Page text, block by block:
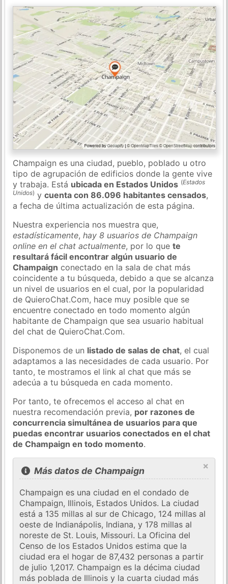
Champaign es una ciudad, pueblo, poblado u otro
tipo de agrupación de edificios donde la gente vive
y trabaja. Está ubicada en Estados Unidos (Estados
Unidos) ycuenta con 86.096 habitantes censados,
a fecha de última actualización de esta página.
Nuestra experiencia nos muestra que,
estadísticamente,hay 8 usuarios de Champaign
online en el chat actualmente, por lo quete
resultará fácil encontrar algún usuario de
Champaign conectado en la sala de chat más
coincidente a tu búsqueda, debido a que se alcanza
un nivel de usuarios en el cual, por la popularidad
de QuieroChat.Com, hace muy posible que se
encuentre conectado en todo momento algún
habitante de Champaign que sea usuario habitual
del chat de QuieroChat.Com.
Disponemos de un listado de salas de chat, el cual
adaptamos a las necesidades de cada usuario. Por
tanto, te mostramos el link al chat que más se
adecúa a tu búsqueda en cada momento.
Por tanto, te ofrecemos el acceso al chat en
nuestra recomendación previa, por razones de
concurrencia simultánea de usuarios para que
puedas encontrar usuarios conectados en el chat
de Champaign en todo momento.
×
Más datos de Champaign
Champaign es una ciudad en el condado de
Champaign, Illinois, Estados Unidos. La ciudad
está a 135 millas al sur de Chicago, 124 millas al
oeste de Indianápolis, Indiana, y 178 millas al
noreste de St. Louis, Missouri. La Oficina del
Censo de los Estados Unidos estima que la
ciudad era el hogar de 87,432 personas a partir
de julio 1,2017. Champaign es la décima ciudad
más poblada de Illinois y la cuarta ciudad más